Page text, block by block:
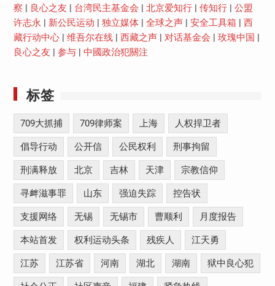
察
良心之友 台湾民主基金会 北京爱知行| 传知行| 公盟
许志永
新公民运动 独立媒体| 全球之声| 安全工具箱
西
藏行动中心| 维吾尔在线| 西藏之声| 对话基金会 玫瑰中国
良心之友
参与| 中國政治犯關注
标签
709大抓捕 709律师案 上海 人权捍卫者
倡导行动 公开信 公民权利 刑事拘留
刑满释放 北京 吉林 天津 宗教信仰
寻衅滋事罪 山东 强迫失踪 控告状
支援网络 无锡 无锡市 曹顺利 月度报告
本站首发 权利运动头条 残疾人 江天勇
江苏 江苏省 河南 湖北 湖南 狱中良心犯